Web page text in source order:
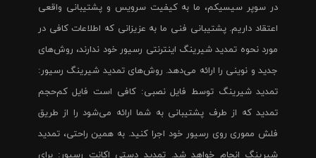
در سوپر سیسیکم، ما به کیفیت سرویس و پشتیبانی واقعی
اعتقاد داریم. پشتیبانی فنی ما به عزیزانی که اطلاعات کافی در
مورد نحوه تمدید شیرینگ اینترنتی رسیور خود ندارند، روش‌های
جدید و نوینی را ارائه می‌دهد. روش‌های تمدید شیرینگ رسیور:
تمدید شیرینگ توسط فایل نصبی: کافی است فایل کم‌حجم
تمدید که از طرف پشتیبانی به شما ارائه می‌شود را از طریق
فلش مموری روی رسیور خود اجرا کنید. به همین راحتی، تمدید